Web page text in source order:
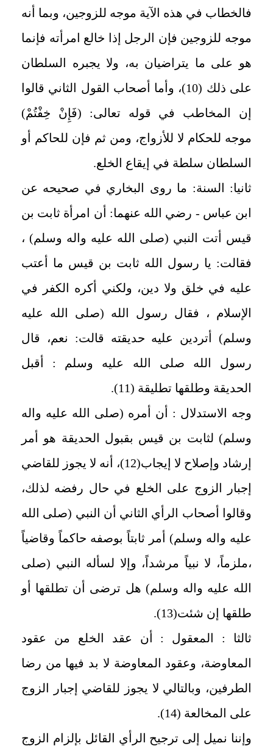
فالخطاب في هذه الآية موجه للزوجين، وبما أنه
موجه للزوجين فإن الرجل إذا خالع امرأته فإنما
هو على ما يتراضيان به، ولا يجبره السلطان
على ذلك (10)، وأما أصحاب القول الثاني قالوا
إن المخاطب في قوله تعالى: (فَإِنْ خِفْتُمْ)
موجه للحكام لا للأزواج، ومن ثم فإن للحاكم أو
السلطان سلطة في إيقاع الخلع.
ثانيا: السنة: ما روى البخاري في صحيحه عن
ابن عباس - رضي الله عنهما: أن امرأة ثابت بن
قيس أتت النبي (صلى الله عليه واله وسلم) ،
فقالت: يا رسول الله ثابت بن قيس ما أعتب
عليه في خلق ولا دين، ولكني أكره الكفر في
الإسلام ، فقال رسول الله (صلى الله عليه
وسلم) أتردين عليه حديقته قالت: نعم، قال
رسول الله صلى الله عليه وسلم : أقبل
الحديقة وطلقها تطليقة (11).
وجه الاستدلال : أن أمره (صلى الله عليه واله
وسلم) لثابت بن قيس بقبول الحديقة هو أمر
إرشاد وإصلاح لا إيجاب(12)، أنه لا يجوز للقاضي
إجبار الزوج على الخلع في حال رفضه لذلك،
وقالوا أصحاب الرأي الثاني أن النبي (صلى الله
عليه واله وسلم) أمر ثابتاً بوصفه حاكماً وقاضياً
،ملزماً، لا نبياً مرشداً، وإلا لسأله النبي (صلى
الله عليه واله وسلم) هل ترضى أن تطلقها أو
طلقها إن شئت(13).
ثالثا : المعقول : أن عقد الخلع من عقود
المعاوضة، وعقود المعاوضة لا بد فيها من رضا
الطرفين، وبالتالي لا يجوز للقاضي إجبار الزوج
على المخالعة (14).
وإننا نميل إلى ترجيح الرأي القائل بإلزام الزوج